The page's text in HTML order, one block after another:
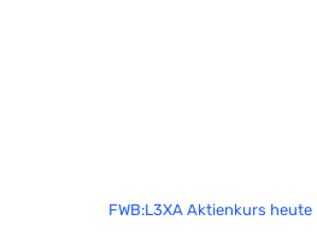
FWB:L3XA Aktienkurs heute